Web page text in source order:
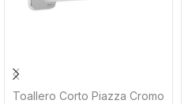
Toallero Corto Piazza Cromo